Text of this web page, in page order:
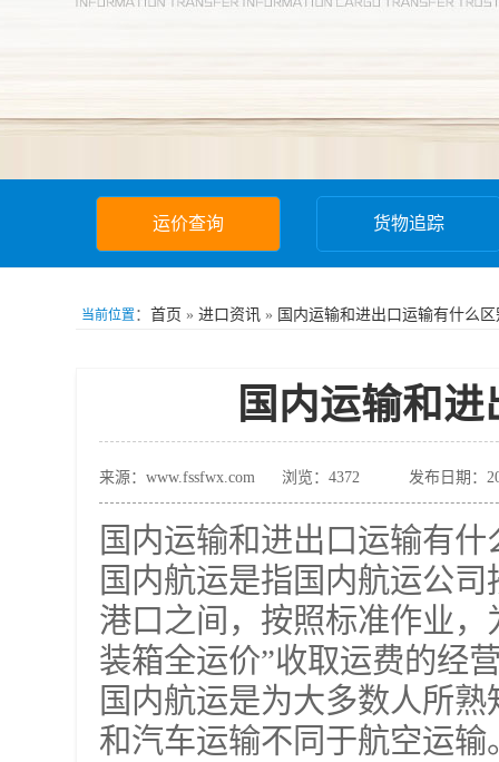
运价查询 货物追踪
当前位置 ： 首页 » 进口资讯 » 国内运输和进出口运输有什么
国内运输和
来源：www.fssfwx.com 浏览： 4372 发布日期：
国内运输和进出口运输有什
国内航运是指国内航运公
港口之间，按照标准作业
装箱全运价”收取运费的经
国内航运是为大多数人所
和汽车运输不同于航空运